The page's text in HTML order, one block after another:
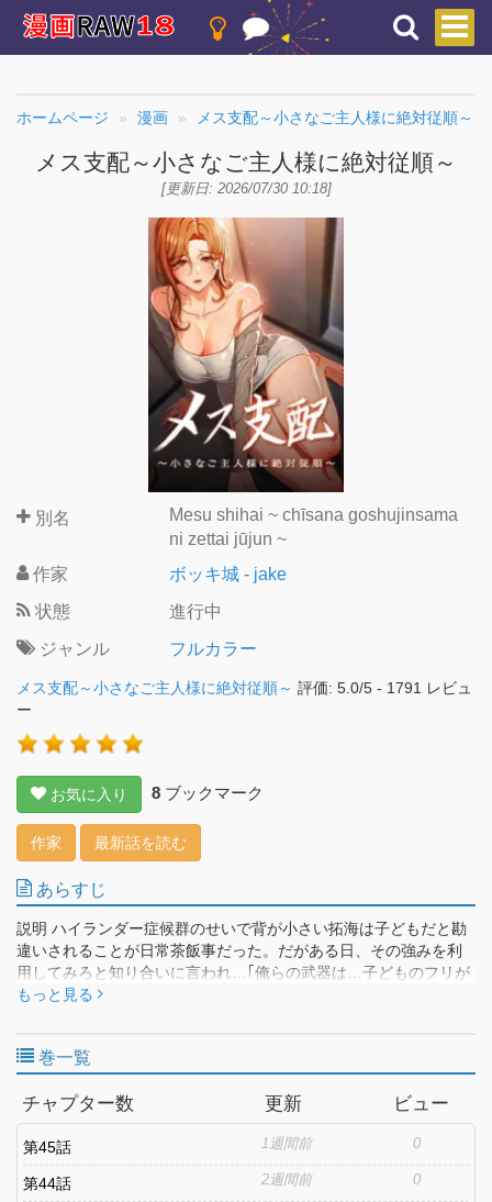
ホームページ 漫画 メス支配～小さなご主人様に絶対従順～
メス支配～小さなご主人様に絶対従順～
[更新日: 2026/07/30 10:18]
別名
Mesu shihai ~ chīsana goshujinsama
ni zettai jūjun ~
作家
ボッキ城 - jake
状態
進行中
ジャンル
フルカラー
メス支配～小さなご主人様に絶対従順～ 評価: 5.0/5 - 1791 レビュ
ー
お気に入り 8 ブックマーク
作家 最新話を読む
あらすじ
説明 ハイランダー症候群のせいで背が小さい拓海は子どもだと勘
違いされることが日常茶飯事だった。だがある日、その強みを利
用してみろと知り合いに言われ…｢俺らの武器は…子どものフリが
できることさ！｣
もっと見る
巻一覧
チャプター数 更新 ビュー
第45話 1週間前 0
第44話 2週間前 0